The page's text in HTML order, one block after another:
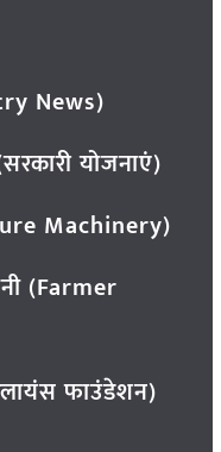
News)
योजनाएं)
Machinery)
(Farmer
फाउंडेशन)